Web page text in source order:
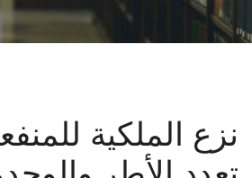
نزع الملكية